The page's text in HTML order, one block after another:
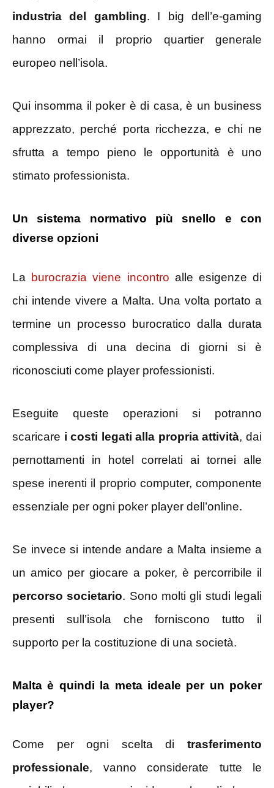
industria del gambling. I big dell’e-gaming
hanno ormai il proprio quartier generale
europeo nell’isola.
Qui insomma il poker è di casa, è un business
apprezzato, perché porta ricchezza, e chi ne
sfrutta a tempo pieno le opportunità è uno
stimato professionista.
Un sistema normativo più snello e con
diverse opzioni
La burocrazia viene incontro alle esigenze di
chi intende vivere a Malta. Una volta portato a
termine un processo burocratico dalla durata
complessiva di una decina di giorni si è
riconosciuti come player professionisti.
Eseguite queste operazioni si potranno
scaricare i costi legati alla propria attività, dai
pernottamenti in hotel correlati ai tornei alle
spese inerenti il proprio computer, componente
essenziale per ogni poker player dell’online.
Se invece si intende andare a Malta insieme a
un amico per giocare a poker, è percorribile il
percorso societario. Sono molti gli studi legali
presenti sull’isola che forniscono tutto il
supporto per la costituzione di una società.
Malta è quindi la meta ideale per un poker
player?
Come per ogni scelta di trasferimento
professionale, vanno considerate tutte le